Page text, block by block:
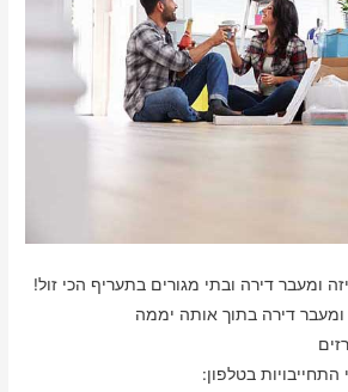
ומעבר דירה ובתי מגורים בתעריף הכי זול!
ומעבר דירה בתוך אותה יממה
בטלפון: